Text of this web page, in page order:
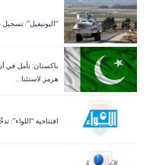
“اليونيفيل”: تسجيل 113 مقذوفًا إسرائيل...
باكستان: نأمل في
هرمز لاستئنا...
افتتاحية “اللواء”: